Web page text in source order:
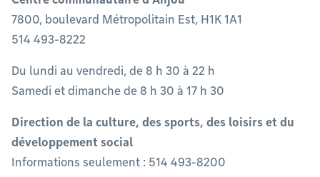
7800, boulevard Métropolitain Est, H1K 1A1
514 493-8222
Du lundi au vendredi, de 8 h 30 à 22 h
Samedi et dimanche de 8 h 30 à 17 h 30
Direction de la culture, des sports, des loisirs et du
développement social
Informations seulement : 514 493-8200